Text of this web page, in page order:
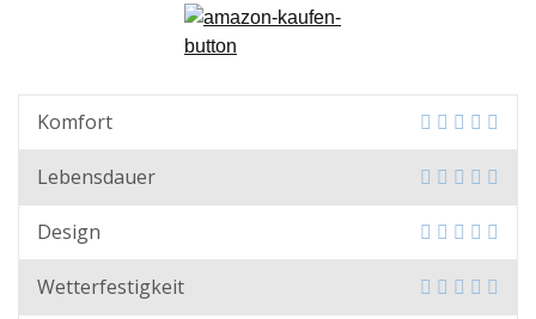
Komfort
Lebensdauer
Design
Wetterfestigkeit